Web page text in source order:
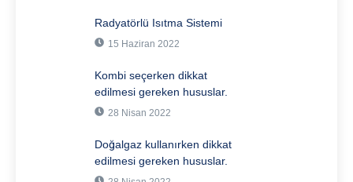
Radyatörlü Isıtma Sistemi
15 Haziran 2022
Kombi seçerken dikkat
edilmesi gereken hususlar.
28 Nisan 2022
Doğalgaz kullanırken dikkat
edilmesi gereken hususlar.